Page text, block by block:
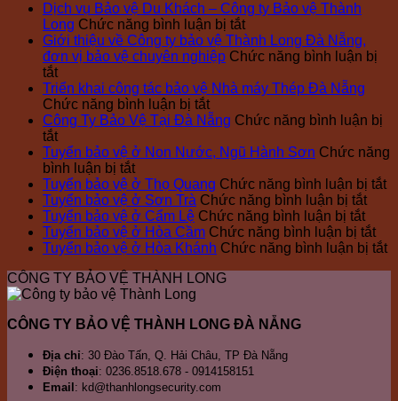
Dịch vụ Bảo vệ Du Khách – Công ty Bảo vệ Thành
Long Chức năng bình luận bị tắtở
Dịch
vụ
vệ
Khách
Công
Bảo
vệ
Thành
Long
Giới thiệu về Công ty bảo vệ Thành Long Đà Nẵng,
đơn vị bảo vệ chuyên nghiệp Chức năng bình luận bị
tắtở
Giới
thiệu
về
Công
ty
bảo
vệ
Thành
Long
Đà
Nẵng,
vị
bảo
chuyên
Triển khai công tác bảo vệ Nhà máy Thép Đà Nẵng
Chức năng bình luận bị tắtở
Triển
công
bảo
vệ
Nhà
máy
Thép
Nẵng
Công Ty Bảo Vệ Tại Đà Nẵng Chức năng bình luận bị
tắtở
Công
Ty
Bảo
Vệ
Tại
Đà
Nẵng
Tuyển bảo vệ ở Non Nước, Ngũ Hành Sơn Chức năng
bình luận bị tắtở
Tuyển
bảo
vệ
ở
Non
Ngũ
Hành
Tuyển bảo vệ ở Thọ Quang Chức năng bình luận bị tắtở
ở
Tuyển bảo vệ ở Sơn Trà Chức năng bình luận bị tắtở
bảo
vệ
Tuyển bảo vệ ở Cẩm Lệ Chức năng bình luận bị tắtở
bảo
Tuyển bảo vệ ở Hòa Cầm Chức năng bình luận bị tắtở
Tuyển bảo vệ ở Hòa Khánh Chức năng bình luận bị tắtở
CÔNG TY BẢO VỆ THÀNH LONG
CÔNG TY BẢO VỆ THÀNH LONG ĐÀ NẴNG
Địa chỉ: 30 Đào Tấn, Q. Hải Châu, TP Đà Nẵng
Điện thoại: 0236.8518.678 - 0914158151
Email : kd@thanhlongsecurity.com